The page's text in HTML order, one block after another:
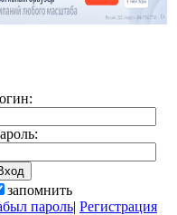
запомнить
пароль| Регистрация